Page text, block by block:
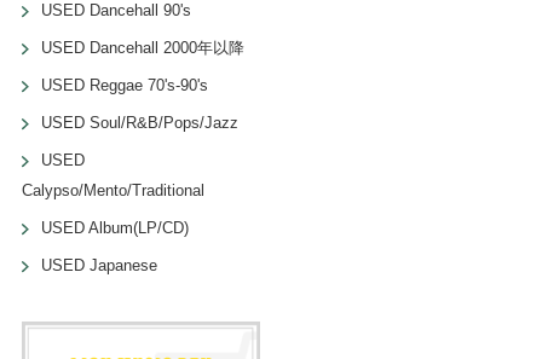
USED Dancehall 90's
USED Dancehall 2000年以降
USED Reggae 70's-90's
USED Soul/R&B/Pops/Jazz
USED
Calypso/Mento/Traditional
USED Album(LP/CD)
USED Japanese